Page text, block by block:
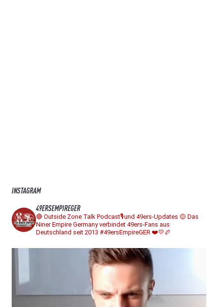
INSTAGRAM
49ERSEMPIREGER
🔴 Outside Zone Talk Podcast🎙️und 49ers-Updates 🟡 Das
Niner Empire Germany verbindet 49ers-Fans aus
Deutschland seit 2013 #49ersEmpireGER ❤️💛🏉